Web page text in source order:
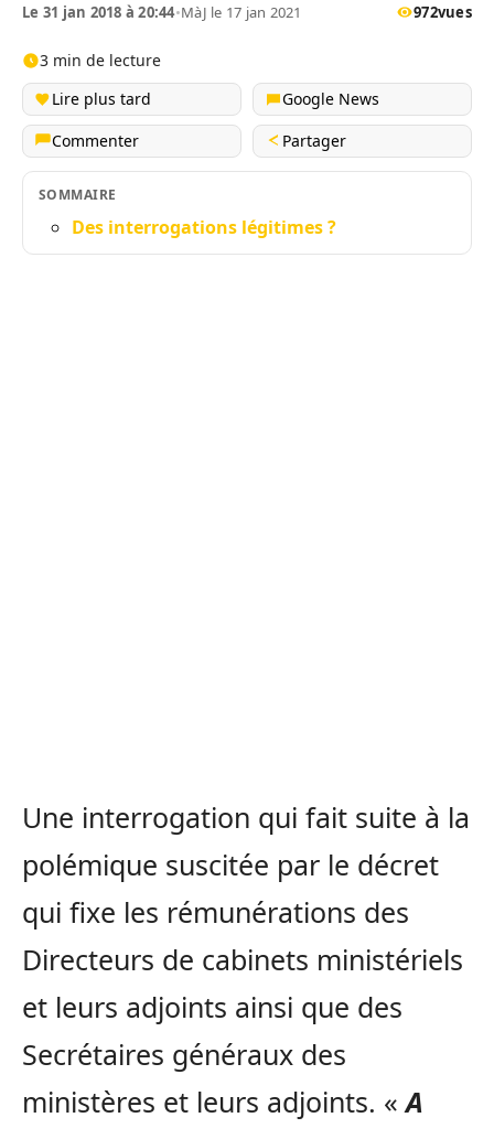
Le 31 jan 2018 à 20:44•MàJ le 17 jan 2021 972vues
3 min de lecture
Lire plus tard
Google News
Commenter
Partager
SOMMAIRE
Des interrogations légitimes ?
Une interrogation qui fait suite à la
polémique suscitée par le décret
qui fixe les rémunérations des
Directeurs de cabinets ministériels
et leurs adjoints ainsi que des
Secrétaires généraux des
ministères et leurs adjoints. «A